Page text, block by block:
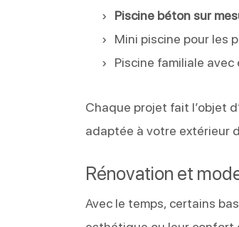
Piscine béton sur
Mini piscine pour les
Piscine familiale
Chaque projet fait l’objet
adaptée à votre extérieur
Rénovation et
Avec le temps, certains